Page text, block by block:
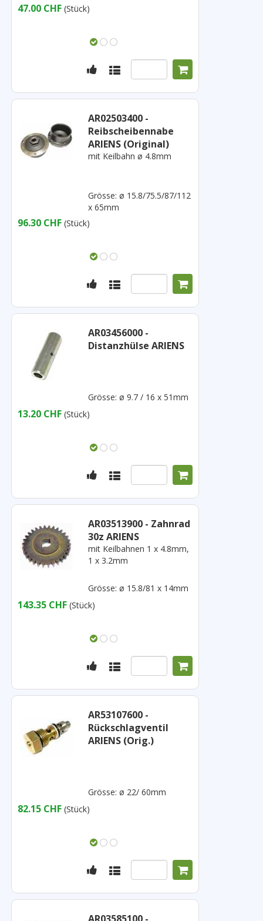
47.00 CHF (Stück)
AR02503400 -
Reibscheibennabe
ARIENS (Original)
mit Keilbahn ø 4.8mm
Grösse: ø 15.8/75.5/87/112
x 65mm
96.30 CHF (Stück)
AR03456000 -
Distanzhülse ARIENS
Grösse: ø 9.7 / 16 x 51mm
13.20 CHF (Stück)
AR03513900 - Zahnrad
30z ARIENS
mit Keilbahnen 1 x 4.8mm,
1 x 3.2mm
Grösse: ø 15.8/81 x 14mm
143.35 CHF (Stück)
AR53107600 -
Rückschlagventil
ARIENS (Orig.)
Grösse: ø 22/ 60mm
82.15 CHF (Stück)